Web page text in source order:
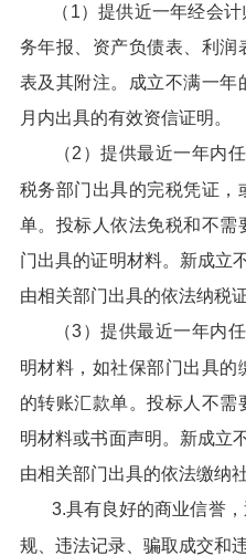
（1）提供近一年经会
务年报、资产负债表、利
表及其附注。成立不满一年
月内出具的有效资信证明。
（2）提供最近一年内
税务部门出具的完税凭证，
单。投标人依法免税和不需
门出具的证明材料。新成立
由相关部门出具的依法纳税
（3）提供最近一年内
明材料，如社保部门出具
的转账汇款单。投标人不
明材料或书面声明。新成立
由相关部门出具的依法缴纳
3.具有良好的商业信誉
规、违法记录、骗取成交和